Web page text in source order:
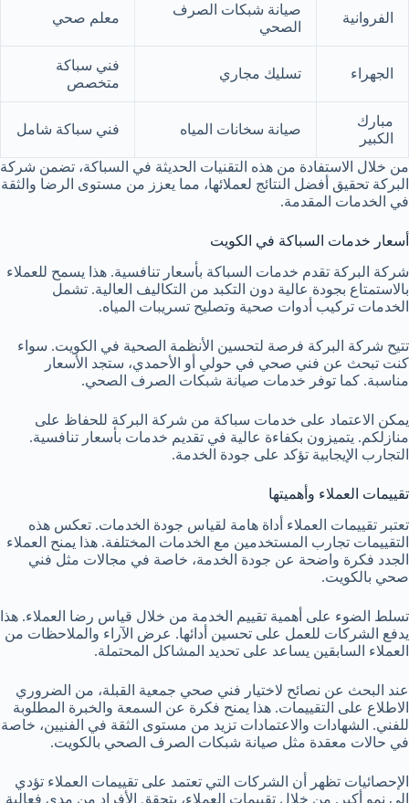
الفروانية
صيانة شبكات الصرف
الصحي
معلم صحي
الجهراء تسليك مجاري
فني سباكة
متخصص
مبارك
الكبير
صيانة سخانات المياه فني سباكة شامل
من خلال الاستفادة من هذه التقنيات الحديثة في السباكة، تضمن شركة
البركة تحقيق أفضل النتائج لعملائها، مما يعزز من مستوى الرضا والثقة
في الخدمات المقدمة.
أسعار خدمات السباكة في الكويت
شركة البركة تقدم خدمات السباكة بأسعار تنافسية. هذا يسمح للعملاء
بالاستمتاع بجودة عالية دون التكبد من التكاليف العالية. تشمل
الخدمات تركيب أدوات صحية وتصليح تسريبات المياه.
تتيح شركة البركة فرصة لتحسين الأنظمة الصحية في الكويت. سواء
كنت تبحث عن فني صحي في حولي أو الأحمدي، ستجد الأسعار
مناسبة. كما توفر خدمات صيانة شبكات الصرف الصحي.
يمكن الاعتماد على خدمات سباكة من شركة البركة للحفاظ على
منازلكم. يتميزون بكفاءة عالية في تقديم خدمات بأسعار تنافسية.
التجارب الإيجابية تؤكد على جودة الخدمة.
تقييمات العملاء وأهميتها
تعتبر تقييمات العملاء أداة هامة لقياس جودة الخدمات. تعكس هذه
التقييمات تجارب المستخدمين مع الخدمات المختلفة. هذا يمنح العملاء
الجدد فكرة واضحة عن جودة الخدمة، خاصة في مجالات مثل فني
صحي بالكويت.
تسلط الضوء على أهمية تقييم الخدمة من خلال قياس رضا العملاء. هذا
يدفع الشركات للعمل على تحسين أدائها. عرض الآراء والملاحظات من
العملاء السابقين يساعد على تحديد المشاكل المحتملة.
عند البحث عن نصائح لاختيار فني صحي جمعية القبلة، من الضروري
الاطلاع على التقييمات. هذا يمنح فكرة عن السمعة والخبرة المطلوبة
للفني. الشهادات والاعتمادات تزيد من مستوى الثقة في الفنيين، خاصة
في حالات معقدة مثل صيانة شبكات الصرف الصحي بالكويت.
الإحصائيات تظهر أن الشركات التي تعتمد على تقييمات العملاء تؤدي
إلى نمو أكبر. من خلال تقييمات العملاء، يتحقق الأفراد من مدى فعالية